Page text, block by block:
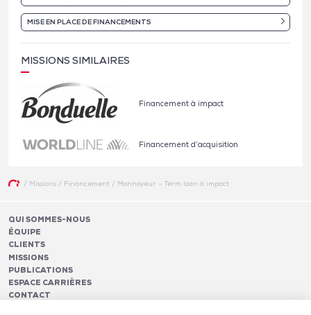
MISE EN PLACE DE FINANCEMENTS
MISSIONS SIMILAIRES
Financement à impact
Financement d’acquisition
/ Missions/ Financement / Monnoyeur – Term loan à impact
QUI SOMMES-NOUS
ÉQUIPE
CLIENTS
MISSIONS
PUBLICATIONS
ESPACE CARRIÈRES
CONTACT